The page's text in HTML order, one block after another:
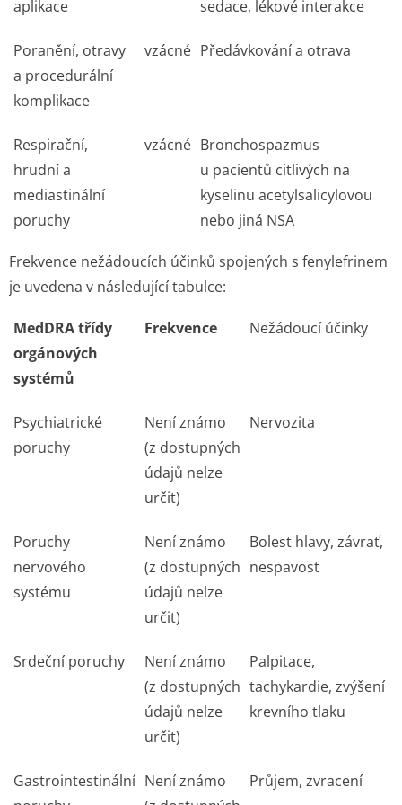
aplikace sedace, lékové interakce
Poranění, otravy
a procedurální
komplikace
vzácné Předávkování a otrava
Respirační,
hrudní a
mediastinální
poruchy
vzácné Bronchospazmus
u pacientů citlivých na
kyselinu acetylsalicylovou
nebo jiná NSA
Frekvence nežádoucích účinků spojených s fenylefrinem
je uvedena v následující tabulce:
MedDRA třídy
orgánových
systémů
Frekvence Nežádoucí účinky
Psychiatrické
poruchy
Není známo
(z dostupných
údajů nelze
určit)
Nervozita
Poruchy
nervového
systému
Není známo
(z dostupných
údajů nelze
určit)
Bolest hlavy, závrať,
nespavost
Srdeční poruchy
Není známo
(z dostupných
údajů nelze
určit)
Palpitace,
tachykardie, zvýšení
krevního tlaku
Gastrointestinální Není známo
Průjem, zvracení